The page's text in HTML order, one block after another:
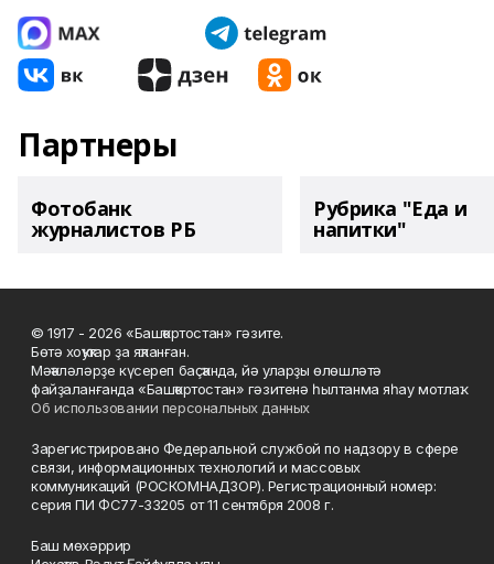
Партнеры
Фотобанк
журналистов РБ
Рубрика "Еда и
напитки"
© 1917 - 2026 «Башҡортостан» гәзите.
Бөтә хоҡуҡтар ҙа яҡланған.
Мәҡәләләрҙе күсереп баҫҡанда, йә уларҙы өлөшләтә
файҙаланғанда «Башҡортостан» гәзитенә һылтанма яһау мотлаҡ.
Об использовании персональных данных
Зарегистрировано Федеральной службой по надзору в сфере
связи, информационных технологий и массовых
коммуникаций (РОСКОМНАДЗОР). Регистрационный номер:
серия ПИ ФС77-33205 от 11 сентября 2008 г.
Баш мөхәррир